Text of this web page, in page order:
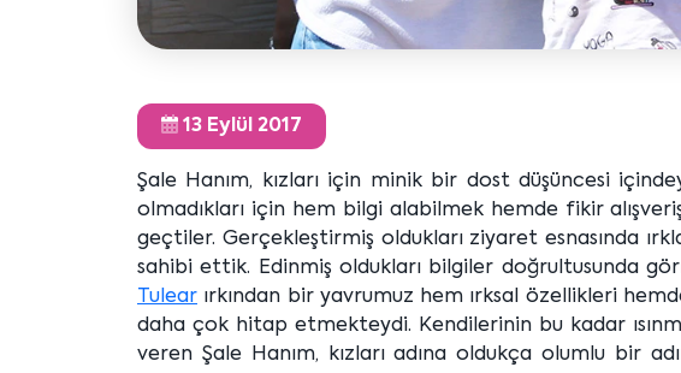
13 Eylül 2017
Şale Hanım, kızları için minik bir dost düşüncesi
olmadıkları için hem bilgi alabilmek hemde fikir
geçtiler. Gerçekleştirmiş oldukları ziyaret esnasında
sahibi ettik. Edinmiş oldukları bilgiler doğrultusunda
Tulear ırkından bir yavrumuz hem ırksal özellikleri
daha çok hitap etmekteydi. Kendilerinin bu kadar
veren Şale Hanım, kızları adına oldukça olumlu bir